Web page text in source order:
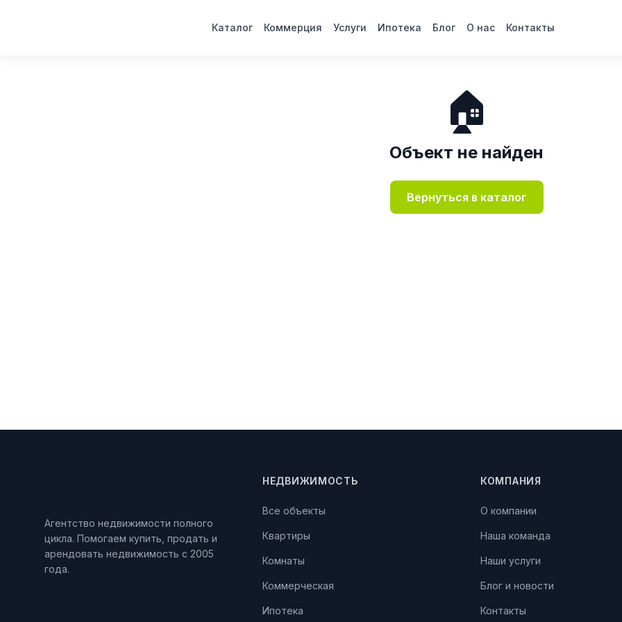
Каталог Коммерция Услуги Ипотека Блог О нас Контакты
🏠
Объект не найден
Вернуться в каталог
Агентство недвижимости полного
цикла. Помогаем купить, продать и
арендовать недвижимость с 2005
года.
НЕДВИЖИМОСТЬ
Все объекты
Квартиры
Комнаты
Коммерческая
Ипотека
КОМПАНИЯ
О компании
Наша команда
Наши услуги
Блог и новости
Контакты